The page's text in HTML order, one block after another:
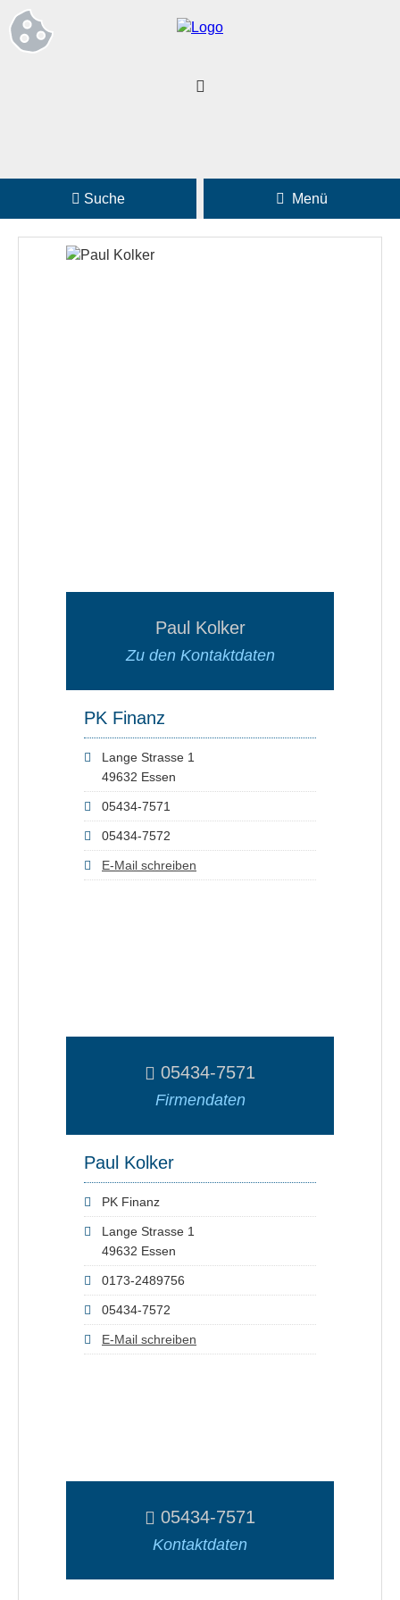
Suche Menü
Paul Kolker
Zu den Kontaktdaten
PK Finanz
Lange Strasse 1
49632 Essen
05434-7571
05434-7572
E-Mail schreiben
05434-7571
Firmendaten
Paul Kolker
PK Finanz
Lange Strasse 1
49632 Essen
0173-2489756
05434-7572
E-Mail schreiben
05434-7571
Kontaktdaten